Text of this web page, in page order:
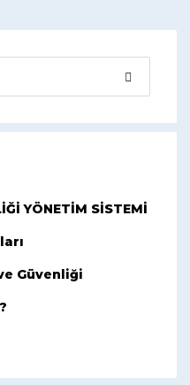
YÖNETİM SİSTEMİ
Güvenliği